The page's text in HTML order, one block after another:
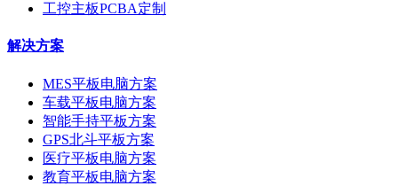
工控主板PCBA定制
解决方案
MES平板电脑方案
车载平板电脑方案
智能手持平板方案
GPS北斗平板方案
医疗平板电脑方案
教育平板电脑方案